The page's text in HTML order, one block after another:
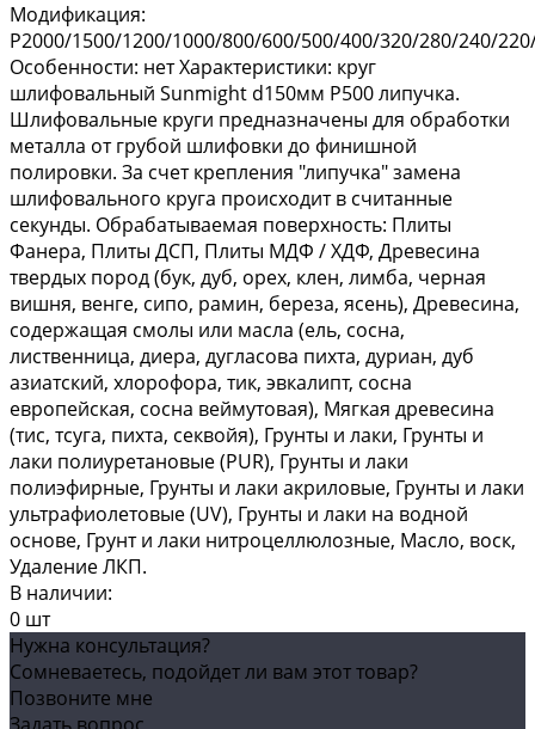
Модификация:
P2000/1500/1200/1000/800/600/500/400/320/280/240/
Особенности: нет Характеристики: круг
шлифовальный Sunmight d150мм P500 липучка.
Шлифовальные круги предназначены для обработки
металла от грубой шлифовки до финишной
полировки. За счет крепления "липучка" замена
шлифовального круга происходит в считанные
секунды. Обрабатываемая поверхность: Плиты
Фанера, Плиты ДСП, Плиты МДФ / ХДФ, Древесина
твердых пород (бук, дуб, орех, клен, лимба, черная
вишня, венге, сипо, рамин, береза, ясень), Древесина,
содержащая смолы или масла (ель, сосна,
лиственница, диера, дугласова пихта, дуриан, дуб
азиатский, хлорофора, тик, эвкалипт, сосна
европейская, сосна веймутовая), Мягкая древесина
(тис, тсуга, пихта, секвойя), Грунты и лаки, Грунты и
лаки полиуретановые (PUR), Грунты и лаки
полиэфирные, Грунты и лаки акриловые, Грунты и лаки
ультрафиолетовые (UV), Грунты и лаки на водной
основе, Грунт и лаки нитроцеллюлозные, Масло, воск,
Удаление ЛКП.
В наличии:
0 шт
Нужна консультация?
Сомневаетесь, подойдет ли вам этот товар?
Позвоните мне